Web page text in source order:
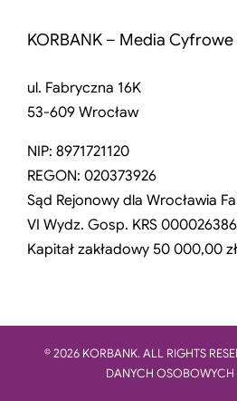
KORBANK – Media Cyfrowe
ul. Fabryczna 16K
53-609 Wrocław
NIP: 8971721120
REGON: 020373926
Sąd Rejonowy dla Wrocławia
VI Wydz. Gosp. KRS
Kapitał zakładowy 50 000,00 zł
© 2026 KORBANK. ALL RIGHTS
DANYCH